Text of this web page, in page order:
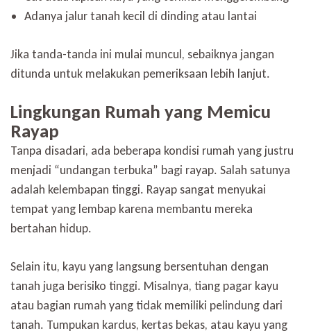
Adanya jalur tanah kecil di dinding atau lantai
Jika tanda-tanda ini mulai muncul, sebaiknya jangan
ditunda untuk melakukan pemeriksaan lebih lanjut.
Lingkungan Rumah yang Memicu
Rayap
Tanpa disadari, ada beberapa kondisi rumah yang justru
menjadi “undangan terbuka” bagi rayap. Salah satunya
adalah kelembapan tinggi. Rayap sangat menyukai
tempat yang lembap karena membantu mereka
bertahan hidup.
Selain itu, kayu yang langsung bersentuhan dengan
tanah juga berisiko tinggi. Misalnya, tiang pagar kayu
atau bagian rumah yang tidak memiliki pelindung dari
tanah. Tumpukan kardus, kertas bekas, atau kayu yang